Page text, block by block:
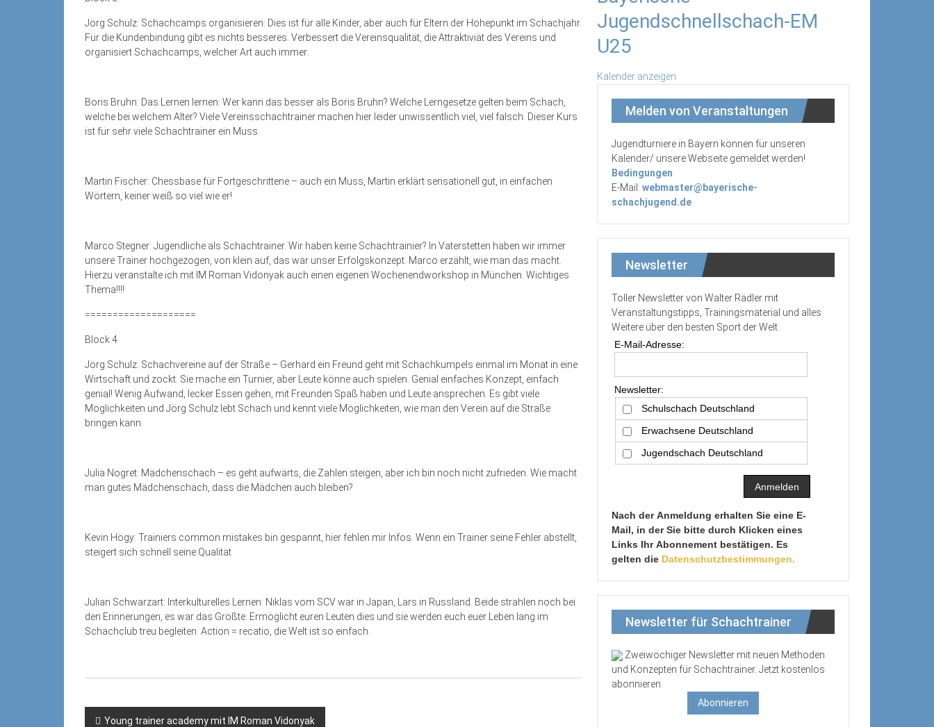
Jörg Schulz: Schachcamps organisieren: Dies ist für alle Kinder, aber auch für Eltern der Höhepunkt im Schachjahr.
Für die Kundenbindung gibt es nichts besseres. Verbessert die Vereinsqualität, die Attraktiviät des Vereins und
organisiert Schachcamps, welcher Art auch immer.
Boris Bruhn: Das Lernen lernen: Wer kann das besser als Boris Bruhn? Welche Lerngesetze gelten beim Schach,
welche bei welchem Alter? Viele Vereinsschachtrainer machen hier leider unwissentlich viel, viel falsch. Dieser Kurs
ist für sehr viele Schachtrainer ein Muss.
Martin Fischer: Chessbase für Fortgeschrittene – auch ein Muss, Martin erklärt sensationell gut, in einfachen
Wörtern, keiner weiß so viel wie er!
Marco Stegner: Jugendliche als Schachtrainer. Wir haben keine Schachtrainier? In Vaterstetten haben wir immer
unsere Trainer hochgezogen, von klein auf, das war unser Erfolgskonzept. Marco erzählt, wie man das macht.
Hierzu veranstalte ich mit IM Roman Vidonyak auch einen eigenen Wochenendworkshop in München. Wichtiges
Thema!!!!
====================
Block 4
Jörg Schulz: Schachvereine auf der Straße – Gerhard ein Freund geht mit Schachkumpels einmal im Monat in eine
Wirtschaft und zockt. Sie mache ein Turnier, aber Leute könne auch spielen. Genial einfaches Konzept, einfach
genial! Wenig Aufwand, lecker Essen gehen, mit Freunden Spaß haben und Leute ansprechen. Es gibt viele
Möglichkeiten und Jörg Schulz lebt Schach und kennt viele Möglichkeiten, wie man den Verein auf die Straße
bringen kann.
Julia Nogret: Mädchenschach – es geht aufwärts, die Zahlen steigen, aber ich bin noch nicht zufrieden. Wie macht
man gutes Mädchenschach, dass die Mädchen auch bleiben?
Kevin Högy: Trainiers common mistakes bin gespannt, hier fehlen mir Infos. Wenn ein Trainer seine Fehler abstellt,
steigert sich schnell seine Qualität
Julian Schwarzart: Interkulturelles Lernen: Niklas vom SCV war in Japan, Lars in Russland. Beide strahlen noch bei
den Erinnerungen, es war das Größte. Ermöglicht euren Leuten dies und sie werden euch euer Leben lang im
Schachclub treu begleiten. Action = recatio, die Welt ist so einfach.
Beitragsnavigation
Young trainer academy mit IM Roman Vidonyak
Jugendschnellschach-EM
U25
Kalender anzeigen
Melden von Veranstaltungen
Jugendturniere in Bayern können für unseren
Kalender/ unsere Webseite gemeldet werden!
Bedingungen
E-Mail: webmaster@bayerische-
schachjugend.de
Newsletter
Toller Newsletter von Walter Rädler mit
Veranstaltungstipps, Trainingsmaterial und alles
Weitere über den besten Sport der Welt.
E-Mail-Adresse:
Newsletter:
Schulschach Deutschland
Erwachsene Deutschland
Jugendschach Deutschland
Nach der Anmeldung erhalten Sie eine E-
Mail, in der Sie bitte durch Klicken eines
Links Ihr Abonnement bestätigen. Es
gelten die Datenschutzbestimmungen.
Newsletter für Schachtrainer
Zweiwöchiger Newsletter mit neuen Methoden
und Konzepten für Schachtrainer. Jetzt kostenlos
abonnieren.
Abonnieren